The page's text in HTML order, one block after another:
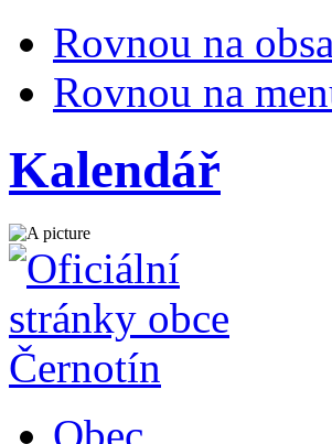
Rovnou na
Rovnou na
Kalendář
Obec